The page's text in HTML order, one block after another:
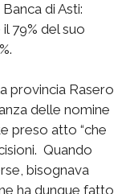
di Asti:
79% del suo
provincia Rasero
delle nomine
preso atto “che
Quando
bisognava
ha dunque fatto